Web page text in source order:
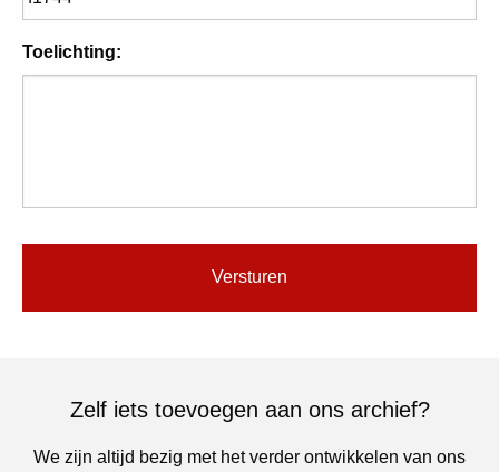
Toelichting:
Zelf iets toevoegen aan ons archief?
We zijn altijd bezig met het verder ontwikkelen van ons